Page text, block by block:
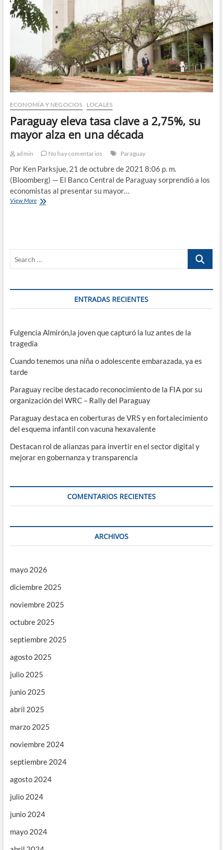
dólares
ECONOMÍA Y NEGOCIOS LOCALES
Paraguay eleva tasa clave a 2,75%, su
mayor alza en una década
admin No hay comentarios Paraguay
Por Ken Parksjue, 21 de octubre de 2021 8:06 p. m.
(Bloomberg) — El Banco Central de Paraguay sorprendió a los
economistas al presentar su mayor…
View MoreParaguay
mayor
una
Search
ENTRADAS RECIENTES
Fulgencia Almirón,la joven que capturó la luz antes de la
tragedia
Cuando tenemos una niña o adolescente embarazada, ya es
tarde
Paraguay recibe destacado reconocimiento de la FIA por su
organización del WRC – Rally del Paraguay
Paraguay destaca en coberturas de VRS y en fortalecimiento
del esquema infantil con vacuna hexavalente
Destacan rol de alianzas para invertir en el sector digital y
mejorar en gobernanza y transparencia
COMENTARIOS RECIENTES
ARCHIVOS
mayo 2026
diciembre 2025
noviembre 2025
octubre 2025
septiembre 2025
agosto 2025
julio 2025
junio 2025
abril 2025
marzo 2025
noviembre 2024
septiembre 2024
agosto 2024
julio 2024
junio 2024
mayo 2024